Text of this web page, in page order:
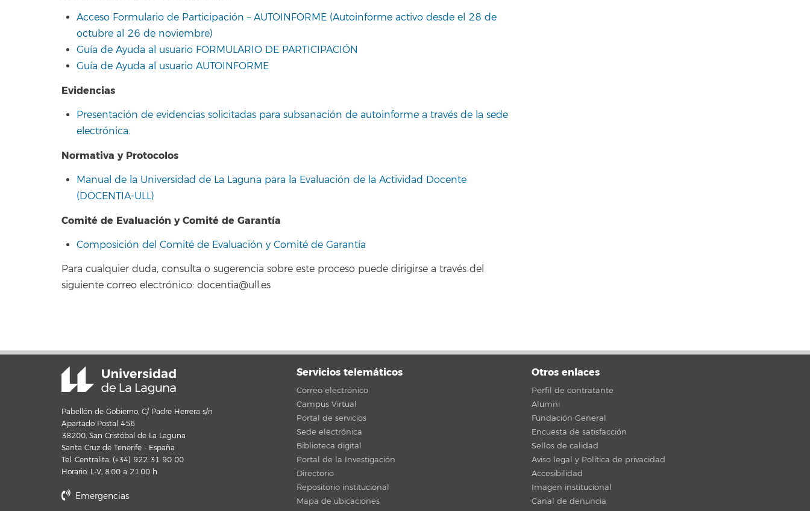
Acceso Formulario de Participación – AUTOINFORME (Autoinforme activo desde el 28 de
octubre al 26 de noviembre)
Guía de Ayuda al usuario FORMULARIO DE PARTICIPACIÓN
Guía de Ayuda al usuario AUTOINFORME
Evidencias
Presentación de evidencias solicitadas para subsanación de autoinforme a través de la sede
electrónica.
Normativa y Protocolos
Manual de la Universidad de La Laguna para la Evaluación de la Actividad Docente
(DOCENTIA-ULL)
Comité de Evaluación y Comité de Garantía
Composición del Comité de Evaluación y Comité de Garantía
Para cualquier duda, consulta o sugerencia sobre este proceso puede dirigirse a través del
siguiente correo electrónico: docentia@ull.es
Pabellón de Gobierno, C/ Padre Herrera s/n
Apartado Postal 456
38200, San Cristóbal de La Laguna
Santa Cruz de Tenerife - España
Tel. Centralita: (+34) 922 31 90 00
Horario: L-V, 8:00 a 21:00 h
Emergencias
Servicios telemáticos
Correo electrónico
Campus Virtual
Portal de servicios
Sede electrónica
Biblioteca digital
Portal de la Investigación
Directorio
Repositorio institucional
Mapa de ubicaciones
Otros enlaces
Perfil de contratante
Alumni
Fundación General
Encuesta de satisfacción
Sellos de calidad
Aviso legal y Política de privacidad
Accesibilidad
Imagen institucional
Canal de denuncia